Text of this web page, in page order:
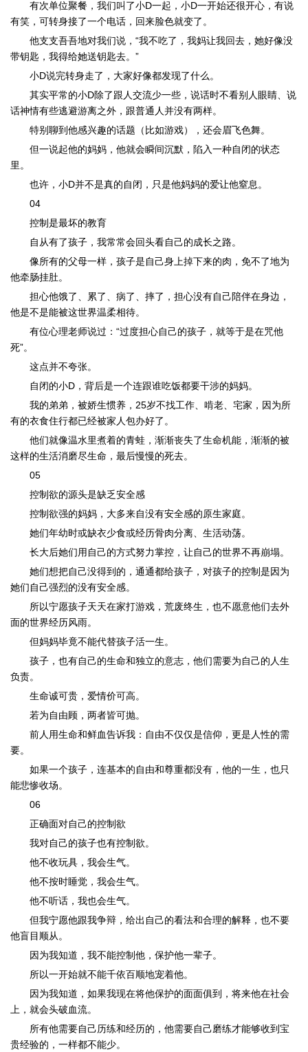
有次单位聚餐，我们叫了小D一起，小D一开始还很开心，有说
有笑，可转身接了一个电话，回来脸色就变了。
他支支吾吾地对我们说，“我不吃了，我妈让我回去，她好像没
带钥匙，我得给她送钥匙去。”
小D说完转身走了，大家好像都发现了什么。
其实平常的小D除了跟人交流少一些，说话时不看别人眼睛、说
话神情有些逃避游离之外，跟普通人并没有两样。
特别聊到他感兴趣的话题（比如游戏），还会眉飞色舞。
但一说起他的妈妈，他就会瞬间沉默，陷入一种自闭的状态
里。
也许，小D并不是真的自闭，只是他妈妈的爱让他窒息。
04
控制是最坏的教育
自从有了孩子，我常常会回头看自己的成长之路。
像所有的父母一样，孩子是自己身上掉下来的肉，免不了地为
他牵肠挂肚。
担心他饿了、累了、病了、摔了，担心没有自己陪伴在身边，
他是不是能被这世界温柔相待。
有位心理老师说过：“过度担心自己的孩子，就等于是在咒他
死”。
这点并不夸张。
自闭的小D，背后是一个连跟谁吃饭都要干涉的妈妈。
我的弟弟，被娇生惯养，25岁不找工作、啃老、宅家，因为所
有的衣食住行都已经被家人包办好了。
他们就像温水里煮着的青蛙，渐渐丧失了生命机能，渐渐的被
这样的生活消磨尽生命，最后慢慢的死去。
05
控制欲的源头是缺乏安全感
控制欲强的妈妈，大多来自没有安全感的原生家庭。
她们年幼时或缺衣少食或经历骨肉分离、生活动荡。
长大后她们用自己的方式努力掌控，让自己的世界不再崩塌。
她们想把自己没得到的，通通都给孩子，对孩子的控制是因为
她们自己强烈的没有安全感。
所以宁愿孩子天天在家打游戏，荒废终生，也不愿意他们去外
面的世界经历风雨。
但妈妈毕竟不能代替孩子活一生。
孩子，也有自己的生命和独立的意志，他们需要为自己的人生
负责。
生命诚可贵，爱情价可高。
若为自由顾，两者皆可抛。
前人用生命和鲜血告诉我：自由不仅仅是信仰，更是人性的需
要。
如果一个孩子，连基本的自由和尊重都没有，他的一生，也只
能悲惨收场。
06
正确面对自己的控制欲
我对自己的孩子也有控制欲。
他不收玩具，我会生气。
他不按时睡觉，我会生气。
他不听话，我也会生气。
但我宁愿他跟我争辩，给出自己的看法和合理的解释，也不要
他盲目顺从。
因为我知道，我不能控制他，保护他一辈子。
所以一开始就不能千依百顺地宠着他。
因为我知道，如果我现在将他保护的面面俱到，将来他在社会
上，就会头破血流。
所有他需要自己历练和经历的，他需要自己磨练才能够收到宝
贵经验的，一样都不能少。